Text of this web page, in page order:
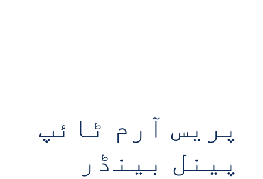
پریس آرم ٹائپ
پینل بینڈر